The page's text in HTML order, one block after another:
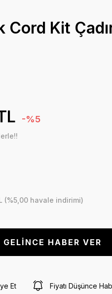
Cord Kit
-%5
(%5,00 havale indirimi)
GELİNCE HABER VER
Et Fiyatı Düşünce